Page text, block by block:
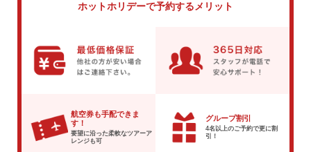
ホットホリデーで予約するメリット
航空券も手配できま
す！
要望に沿った柔軟なツアーア
レンジも可
グループ割引
4名以上のご予約で更に割
引！